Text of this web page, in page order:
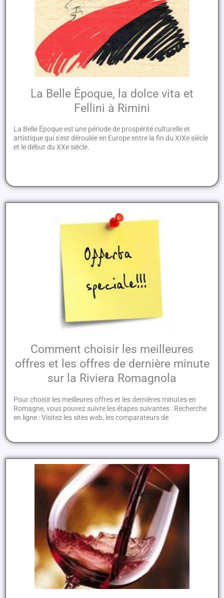
La Belle Époque, la dolce vita et
Fellini à Rimini
La Belle Époque est une période de prospérité culturelle et
artistique qui s'est déroulée en Europe entre la fin du XIXe siècle
et le début du XXe siècle.
Comment choisir les meilleures
offres et les offres de dernière minute
sur la Riviera Romagnola
Pour choisir les meilleures offres et les dernières minutes en
Romagne, vous pouvez suivre les étapes suivantes : Recherche
en ligne : Visitez les sites web, les comparateurs de